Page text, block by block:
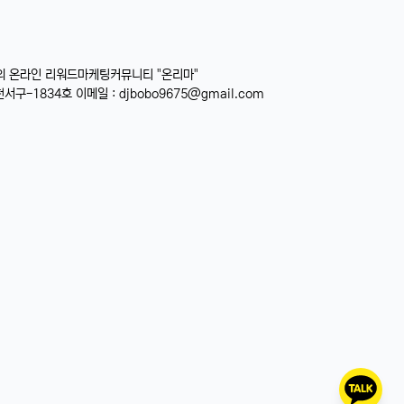
온라인 리워드마케팅커뮤니티 "온리마"
서구-1834호 이메일 : djbobo9675@gmail.com